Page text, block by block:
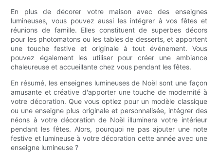
En plus de décorer votre maison avec des enseignes
lumineuses, vous pouvez aussi les intégrer à vos fêtes et
réunions de famille. Elles constituent de superbes décors
pour les photomatons ou les tables de desserts, et apportent
une touche festive et originale à tout événement. Vous
pouvez également les utiliser pour créer une ambiance
chaleureuse et accueillante chez vous pendant les fêtes.
En résumé, les enseignes lumineuses de Noël sont une façon
amusante et créative d'apporter une touche de modernité à
votre décoration. Que vous optiez pour un modèle classique
ou une enseigne plus originale et personnalisée, intégrer des
néons à votre décoration de Noël illuminera votre intérieur
pendant les fêtes. Alors, pourquoi ne pas ajouter une note
festive et lumineuse à votre décoration cette année avec une
enseigne lumineuse ?